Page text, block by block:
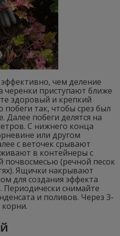
чем деление
черенки приступают ближе
здоровый и крепкий
побеги так, чтобы срез был
Далее побеги делятся на
С нижнего конца
или другом
с веточек срывают
в контейнеры с
почвосмесью (речной песок
Ящички накрывают
для создания эффекта
Периодически снимайте
и поливов. Через 3-
корни.